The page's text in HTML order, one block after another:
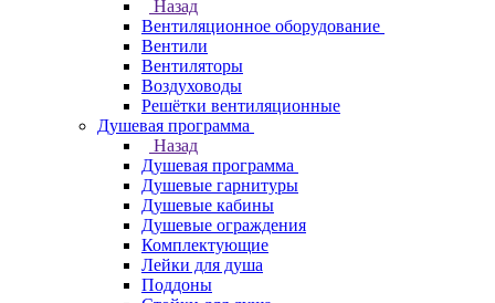
Назад
Вентиляционное оборудование
Вентили
Вентиляторы
Воздуховоды
Решётки вентиляционные
Душевая программа
Назад
Душевая программа
Душевые гарнитуры
Душевые кабины
Душевые ограждения
Комплектующие
Лейки для душа
Поддоны